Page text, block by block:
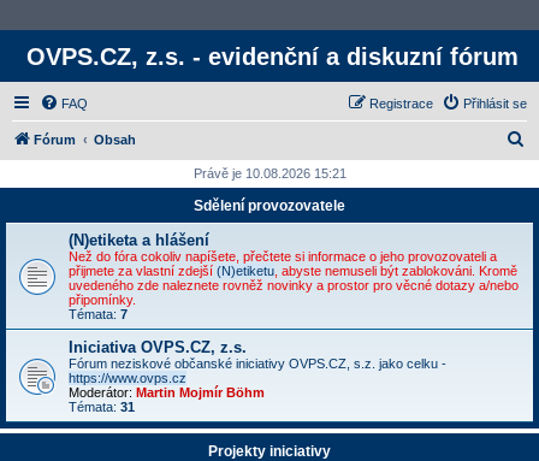
OVPS.CZ, z.s. - evidenční a diskuzní fórum
FAQ Přihlásit se
Registrace
Fórum Obsah
d
Právě je 10.08.2026 15:21
Sdělení provozovatele
(N)etiketa a hlášení
Než do fóra cokoliv napíšete, přečtete si informace o jeho provozovateli a
přijmete za vlastní zdejší (N)etiketu , abyste nemuseli být zablokováni. Kromě
uvedeného zde naleznete rovněž novinky a prostor pro věcné dotazy a/nebo
připomínky.
Témata: 7
Iniciativa OVPS.CZ, z.s.
Fórum neziskové občanské iniciativy OVPS.CZ, s.z. jako celku -
https://www.ovps.cz
Moderátor: Martin Mojmír Böhm
Témata: 31
Projekty iniciativy